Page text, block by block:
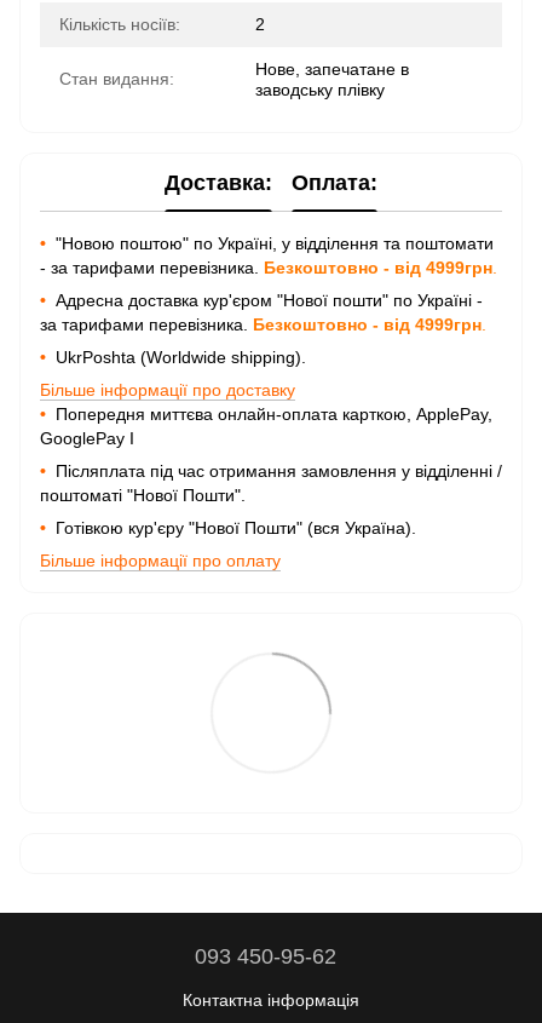
Кількість носіїв: 2
Стан видання:
Нове, запечатане в
заводську плівку
Доставка: Оплата:
• "Новою поштою" по Україні, у відділення та поштомати
- за тарифами перевізника. Безкоштовно - від 4999грн
• Адресна доставка кур'єром "Нової пошти" по Україні -
за тарифами перевізника. Безкоштовно - від 4999грн
• UkrPoshta (Worldwide shipping).
Більше інформації про доставку
• Попередня миттєва онлайн-оплата карткою, ApplePay,
GooglePay I
• Післяплата під час отримання замовлення у відділенні /
поштоматі "Нової Пошти".
• Готівкою кур'єру "Нової Пошти" (вся Україна).
Більше інформації про оплату
093 450-95-62
Контактна інформація